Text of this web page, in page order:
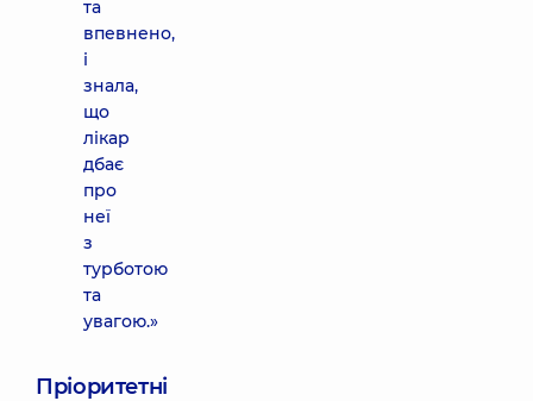
та
впевнено,
і
знала,
що
лікар
дбає
про
неї
з
турботою
та
увагою.»
Пріоритетні